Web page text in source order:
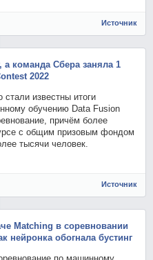
Источник
а команда Сбера заняла 1
2022
известны итоги
обучению Data Fusion
причём более
с общим призовым фондом
тысячи человек.
Источник
Matching в соревновании
нейронка обогнала бустинг